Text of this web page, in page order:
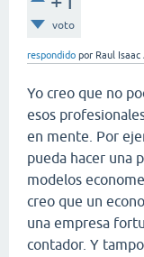
voto
respondido por Raul Isaac
Yo creo que no
esos
en mente. Por
pueda hacer una
modelos
creo que un
una empresa
contador. Y